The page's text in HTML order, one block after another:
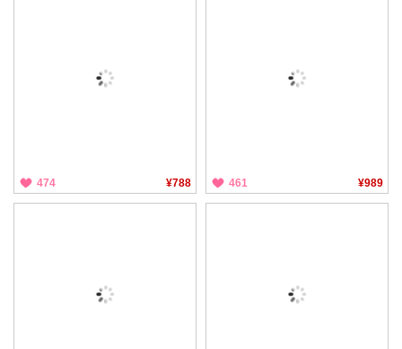
474 ¥788 461 ¥989